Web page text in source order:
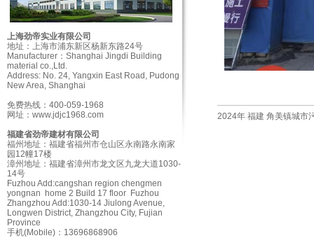
上海劲帝实业有限公司
地址：上海市浦东新区杨新东路24号
Manufacturer ： Shanghai Jingdi Building
material co.,Ltd.
Address: No. 24, Yangxin East Road, Pudong
New Area, Shanghai
免费热线：400-059-1968
网址： www.jdjc1968.com
福建省劲帝建材有限公司
福州地址：福建省福州市仓山区永南路永南家
园12幢17楼
漳州地址：福建省漳州市龙文区九龙大道1030-
14号
Fuzhou Add:cangshan region chengmen
yongnan home 2 Build 17 floor Fuzhou
Zhangzhou Add:1030-14 Jiulong Avenue,
Longwen District, Zhangzhou City, Fujian
Province
手机(Mobile)：13696868906
2024年 福建 角美镇城市